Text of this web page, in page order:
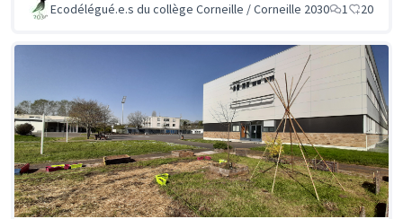
Ecodélégué.e.s du collège Corneille / Corneille 2030 1 20